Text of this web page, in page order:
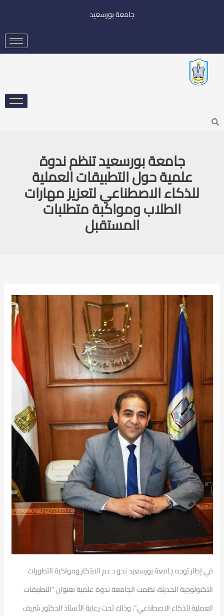
جامعة بورسعيد
Search
جامعة بورسعيد تنظم ندوة
علمية حول التطبيقات العملية
للذكاء الاصطناعي لتعزيز مهارات
الطلاب ومواكبة متطلبات
المستقبل
في إطار توجه جامعة بورسعيد نحو دعم الابتكار ومواكبة التطورات
التكنولوجية الحديثة، نظمت الجامعة ندوة علمية بعنوان “التطبيقات
العملية للذكاء الاصطناعي”، وذلك تحت رعاية الأستاذ الدكتور شريف